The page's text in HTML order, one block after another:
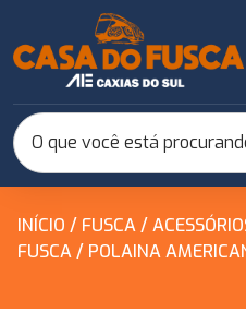
INÍCIO / FUSCA/
FUSCA/ POLAINA